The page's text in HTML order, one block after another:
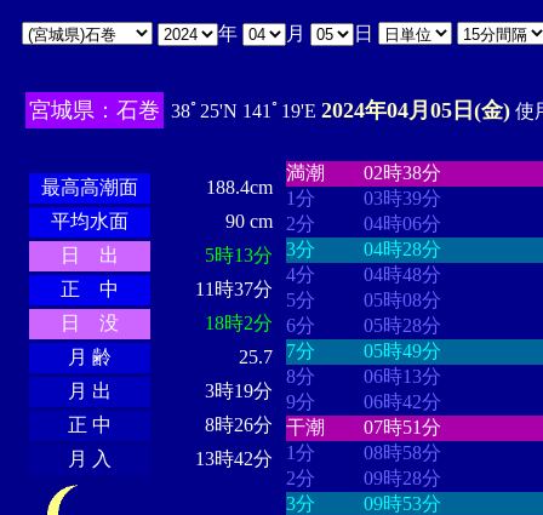
年 月 日
宮城県：石巻 38ﾟ25'N 141ﾟ19'E 2024年04月05日(金) 使
最高高潮面
188.4cm
平均水面
90 cm
日 出
5時13分
正 中
11時37分
日 没
18時2分
月 齢
25.7
月 出
3時19分
正 中
8時26分
月 入
13時42分
満潮
02時38分
1分
03時39分
2分
04時06分
3分
04時28分
4分
04時48分
5分
05時08分
6分
05時28分
7分
05時49分
8分
06時13分
9分
06時42分
干潮
07時51分
1分
08時58分
2分
09時28分
3分
09時53分